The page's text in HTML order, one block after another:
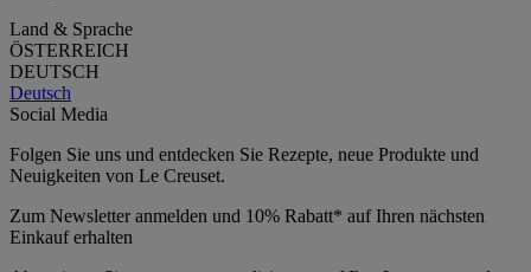
Land & Sprache
ÖSTERREICH
DEUTSCH
Deutsch
Social Media
Folgen Sie uns und entdecken Sie Rezepte, neue Produkte und
Neuigkeiten von Le Creuset.
Zum Newsletter anmelden und 10% Rabatt* auf Ihren nächsten
Einkauf erhalten